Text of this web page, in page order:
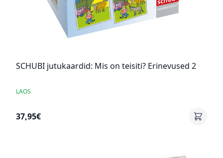
SCHUBI jutukaardid: Mis on teisiti? Erinevused 2
LAOS
37,95€